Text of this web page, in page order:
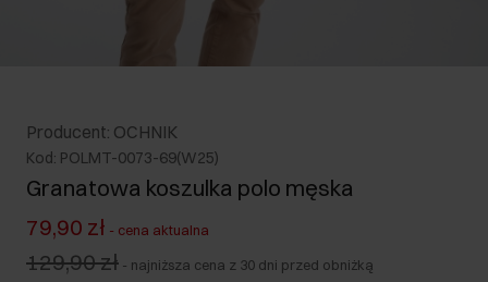
Producent: OCHNIK
Kod: POLMT-0073-69(W25)
Granatowa koszulka polo męska
79,90 zł - cena aktualna
129,90 zł - najniższa cena z 30 dni przed obniżką